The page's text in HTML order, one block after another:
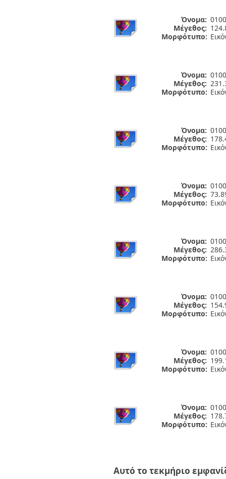
Όνομα:
Μέγεθος:
Μορφότυπο:
Όνομα:
Μέγεθος:
Μορφότυπο:
Όνομα:
Μέγεθος:
Μορφότυπο:
Όνομα:
Μέγεθος:
Μορφότυπο:
Όνομα:
Μέγεθος:
Μορφότυπο:
Όνομα:
Μέγεθος:
Μορφότυπο:
Όνομα:
Μέγεθος:
Μορφότυπο:
Όνομα:
Μέγεθος:
Μορφότυπο:
Αυτό το τεκμήριο